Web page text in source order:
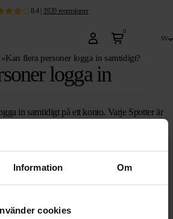
Information Om
cookies
8.4| 1920 recensioner
0
sv
»Kan flera personer logga in samtidigt?
logga in
in samtidigt på ett konto. Varje Spotter är
som har tillgång till dess
in. Detta kan även vara flera personer
Spotter sänder ut skickas till alla som är
har alla installerat Spotter-appen och är
får alla 10 personer samma notifikationer.